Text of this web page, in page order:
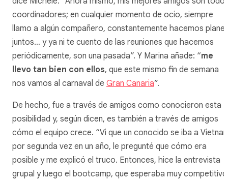
coordinadores; en cualquier momento de ocio, siempre
llamo a algún compañero, constantemente hacemos
juntos… y ya ni te cuento de las reuniones que hacemos
periódicamente, son una pasada”. Y Marina añade: “me
llevo tan bien con ellos, que este mismo fin de semana
nos vamos al carnaval de Gran Canaria”.
De hecho, fue a través de amigos como conocieron esta
posibilidad y, según dicen, es también a través de amigos
cómo el equipo crece. “Vi que un conocido se iba a
por segunda vez en un año, le pregunté que cómo era
posible y me explicó el truco. Entonces, hice la entrevista
grupal y luego el bootcamp, que esperaba muy